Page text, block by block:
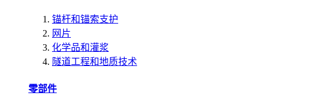
锚杆和锚索支护
网片
化学品和灌浆
隧道工程和地质技术
零部件